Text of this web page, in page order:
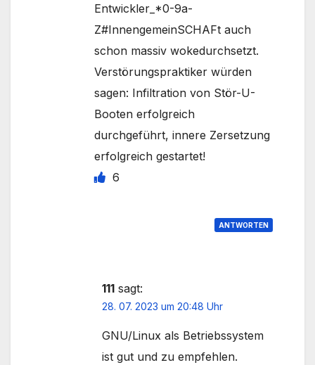
Entwickler_*0-9a-
Z#InnengemeinSCHAFt auch
schon massiv wokedurchsetzt.
Verstörungspraktiker würden
sagen: Infiltration von Stör-U-
Booten erfolgreich
durchgeführt, innere Zersetzung
erfolgreich gestartet!
6
ANTWORTEN
111 sagt:
28. 07. 2023 um 20:48 Uhr
GNU/Linux als Betriebssystem
ist gut und zu empfehlen.